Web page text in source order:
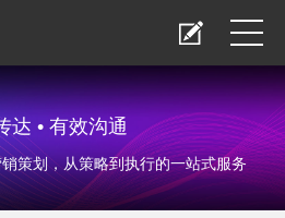
达 • 有效沟通
策划，从策略到执行的一站式服务